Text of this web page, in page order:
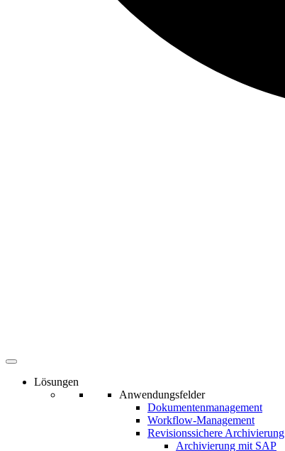
Lösungen
Anwendungsfelder
Dokumentenmanagement
Workflow-Management
Revisionssichere Archivierung
Archivierung mit SAP